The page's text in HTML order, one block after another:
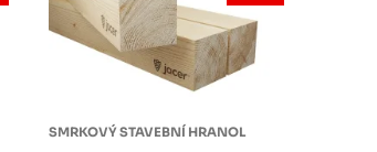
SMRKOVÝ STAVEBNÍ HRANOL